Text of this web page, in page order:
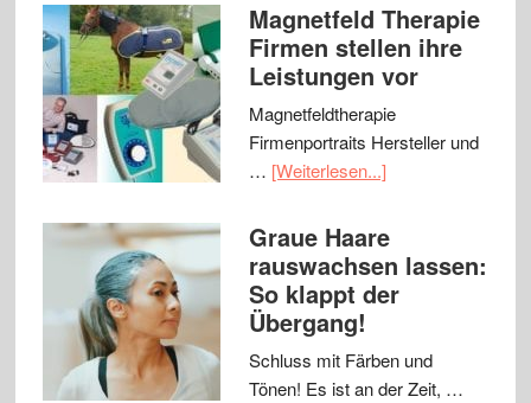
Magnetfeld Therapie
Firmen stellen ihre
Leistungen vor
Magnetfeldtherapie
Firmenportraits Hersteller und
… [Weiterlesen...]
Graue Haare
rauswachsen lassen:
So klappt der
Übergang!
Schluss mit Färben und
Tönen! Es ist an der Zeit, …